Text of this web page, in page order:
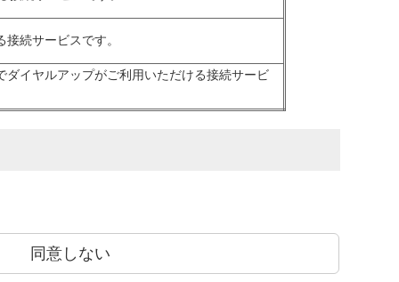
続サービスです。
イヤルアップがご利用いただける接続サービ
同意しない